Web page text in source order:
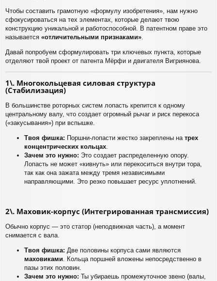
Чтобы составить грамотную «формулу изобретения», нам нужно
сфокусироваться на тех элементах, которые делают твою
конструкцию уникальной и работоспособной. В патентном праве это
называется «отличительными признаками»
Давай попробуем сформулировать три ключевых пункта, которые
отделяют твой проект от патента Мёрфи и двигателя Вигриянова.
1\. Многокольцевая силовая структура
(Стабилизация)
В большинстве роторных систем лопасть крепится к одному
центральному валу, что создает огромный рычаг и риск перекоса
(«закусывания») при вспышке.
Твоя фишка: Поршни-лопасти жестко закреплены на трех
концентрических кольцах.
Зачем это нужно: Это создает распределенную опору.
Лопасть не может «кивнуть» или перекоситься внутри тора,
так как она зажата между тремя независимыми
направляющими. Это резко повышает ресурс уплотнений.
2\. Маховик-корпус (Интегрированная трансмиссия)
Обычно корпус — это статор (неподвижная часть), а момент
снимается с вала.
Твоя фишка: Две половины корпуса сами являются
маховиками. Кольца поршней вложены непосредственно в
пазы этих половин.
Зачем это нужно: Ты убираешь промежуточное звено (валы,